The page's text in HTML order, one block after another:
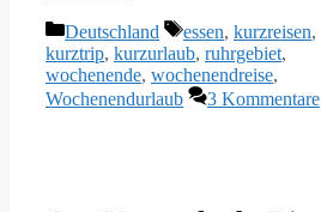
Kategorien
Deutschland Schlagwörter
essen, kurzreisen,
kurztrip, kurzurlaub, ruhrgebiet,
wochenende, wochenendreise,
Wochenendurlaub
3 Kommentare